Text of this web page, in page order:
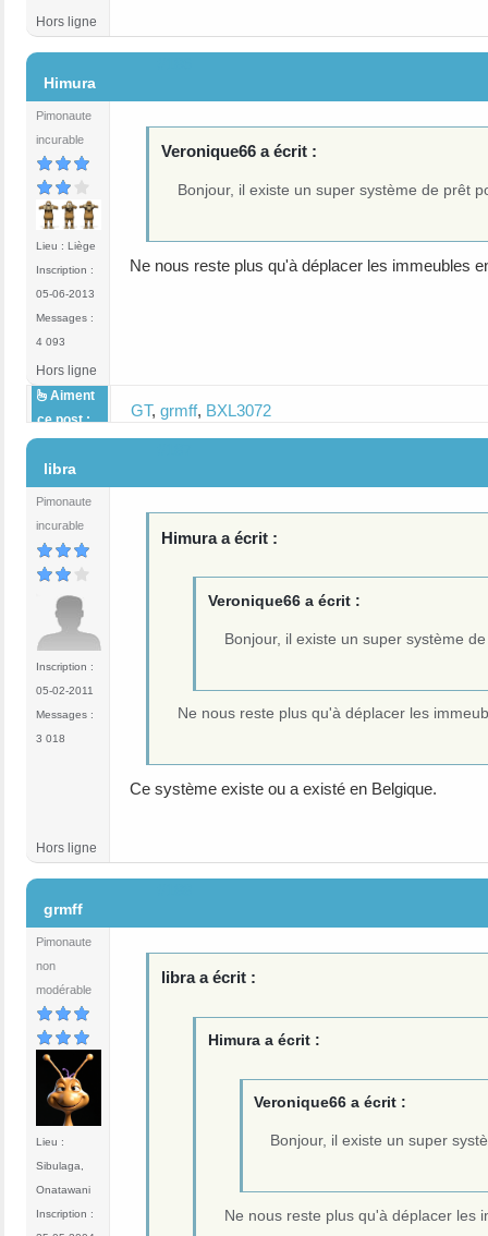
Hors ligne
Himura
Pimonaute
incurable
Lieu : Liège
Inscription :
05-06-2013
Messages :
4 093
Veronique66 a écrit :
Bonjour, il existe un super système de prêt
Ne nous reste plus qu'à déplacer les immeubles
Hors ligne
Aiment
ce post :
GT, grmff, BXL3072
libra
Pimonaute
incurable
Inscription :
05-02-2011
Messages :
3 018
Himura a écrit :
Veronique66 a écrit :
Bonjour, il existe un super système
Ne nous reste plus qu'à déplacer les
Ce système existe ou a existé en Belgique.
Hors ligne
grmff
Pimonaute
non
modérable
Lieu :
Sibulaga,
Onatawani
Inscription :
libra a écrit :
Himura a écrit :
Veronique66 a écrit :
Bonjour, il existe un super
Ne nous reste plus qu'à déplacer les